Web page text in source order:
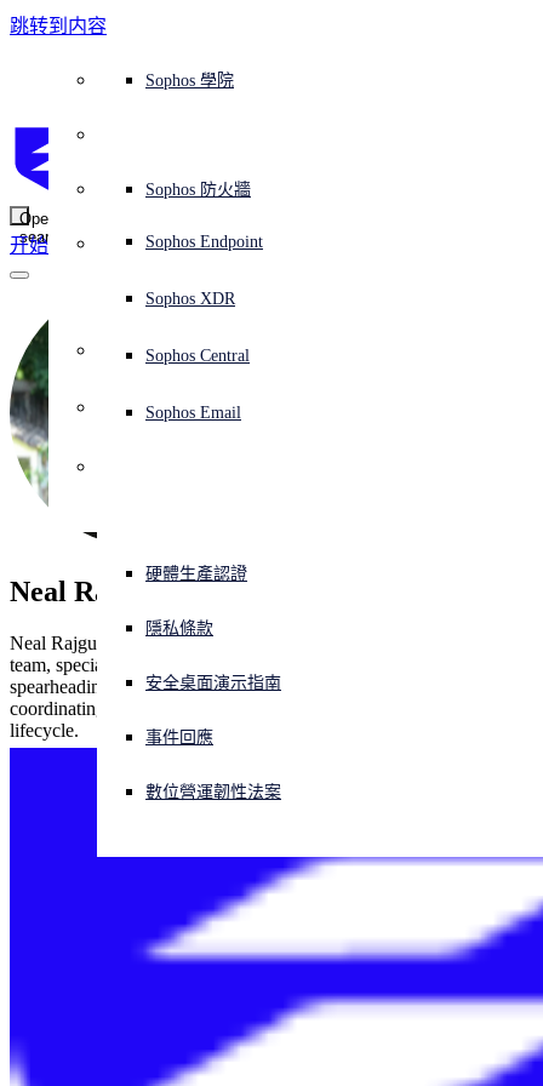
跳转到内容
Open
search
开始
正遭遇網路攻擊？立即獲取協助
Open search
简体中文 Open language switcher
平台概覽Sophos Central
Sophos AI
整合 marketplace 市集
威脅情報
免費試用
端點保護（下一代防毒軟體）
伺服器防護
Mobile Security
安全營運
XDR - 擴展式偵測與回應
身分識別安全
ITDR - 身分識別威脅偵測與回應
網路安全與基礎架構
下一代防火牆 (NGFW)
網路交換機
無線存取點
Workspace Protection
Workspace Protection
零信任網路存取 (ZTNA)
DNS 防護 (DNS Protection)
Email Monitoring System
Email Security
電子郵件與網路釣魚防護
雲端工作負載防護
託管式服務MDR - 託管式偵測與回應
漏洞管理（託管式風險）
諮詢服務概覽
專業服務
營運支援
免費工具
NIST 評估
使用案例全天候守護我的組織
保障遠端與混合辦公員工的安全
應對網路保險要求
保護我的 Microsoft 環境
啟用雲端原生安全性
所有解決方案
教育
政府部門
醫療保健
製造業
零售業
為什麼選擇 Sophos？
獎項與榮譽
競爭對手比較
公司
媒體
職位空缺
信任中心
信任中心概覽
安全設計
負責任的披露
ESG
企業政策
網路安全指引
硬體生產認證
隱私條款
安全桌面演示指南
事件回應
數位營運韌性法案
Sophos 合作夥伴
Partner Program 合作夥伴計畫
Partner care 支援
合作夥伴培訓
合作夥伴部落格
通路合作夥伴
OEM
整合和 API
威脅情報X-Ops 威脅研究
AI 研究
威脅檔案
威脅資料庫
威脅研究部落格
檢視所有資源
案例研究
報告
線上研討會
白皮書
影片
部落格
Sophos 部落格
AI 研究
安全營運
合作夥伴部落格
獲得協助（支援）
緊急事件回應
支援計劃
客戶成功
技術客戶經理（TAM）
聯絡 Sophos 支援
聯絡 Partner Care
下載及更新
Sophos 狀態頁面
安全公告
提交威脅
產品支援
產品文件
Sophos 防火牆
Sophos Endpoint
Sophos XDR
Sophos Central
Sophos Email
培訓
Sophos 學院
Neal Rajguru
Neal Rajguru is an Incident Response lead for Sophos X-Ops’ IR
team, specializing in the effective handling of multiple incidents,
spearheading root cause analysis to avert future incidents, and
coordinating with relevant stakeholders throughout the incident
lifecycle.